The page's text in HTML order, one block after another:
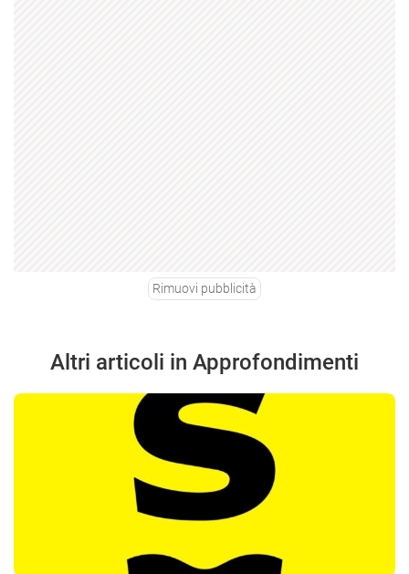
Rimuovi pubblicità
Altri articoli in Approfondimenti